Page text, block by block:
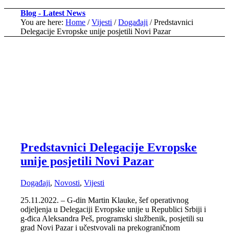
Blog - Latest News
You are here: Home / Vijesti / Događaji / Predstavnici
Delegacije Evropske unije posjetili Novi Pazar
Predstavnici Delegacije Evropske
unije posjetili Novi Pazar
Događaji,Novosti,Vijesti
25.11.2022. – G-din Martin Klauke, šef operativnog
odjeljenja u Delegaciji Evropske unije u Republici Srbiji i
g-đica Aleksandra Peš, programski službenik, posjetili su
grad Novi Pazar i učestvovali na prekograničnom